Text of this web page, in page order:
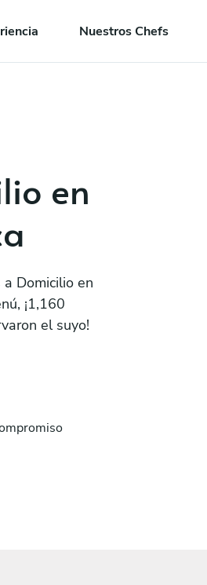
Nuestros Chefs
en
Domicilio en
¡1,160
el suyo!